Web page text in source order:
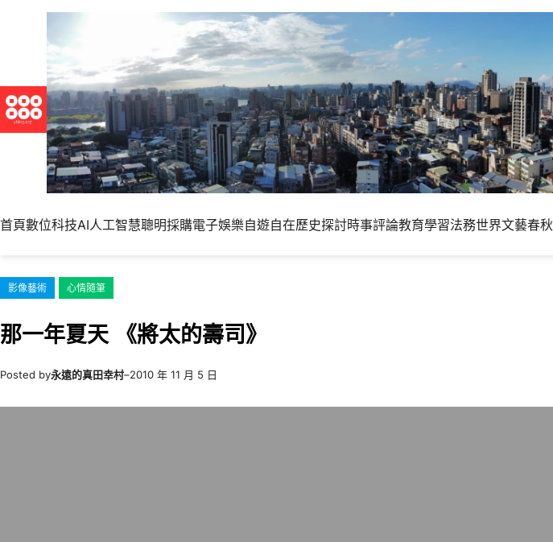
內
容
首頁數位科技AI人工智慧聰明採購電子娛樂自遊自在歷史探討時事評論教育學習法務世界文藝春秋
影像藝術 心情隨筆
那一年夏天 《將太的壽司》
Posted by永遠的真田幸村–2010 年 11 月 5 日